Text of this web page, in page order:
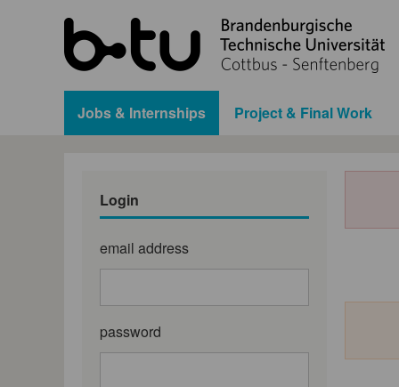
Jobs & Internships Project & Final Work
Login
email address
password